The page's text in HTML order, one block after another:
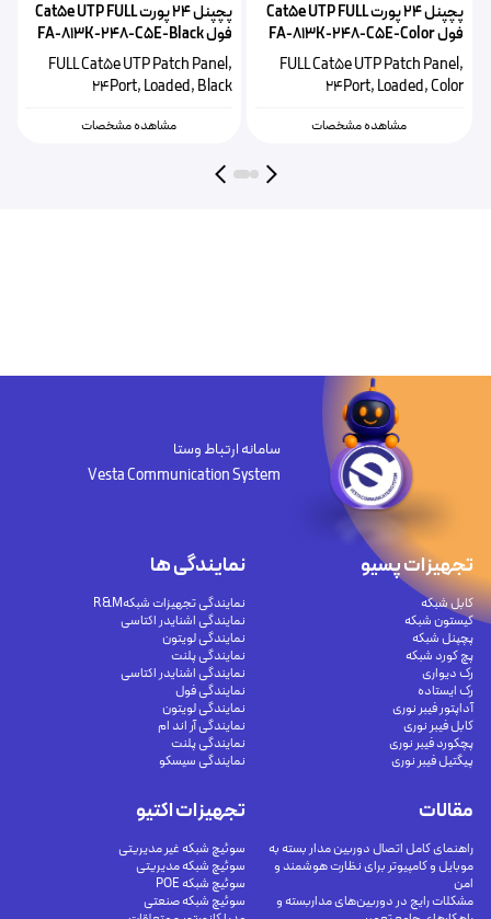
پچپنل ۲۴ پورت Cat5e UTP FULL
فول FA-813K-248-C5E-Color
FULL Cat5e UTP Patch Panel,
24Port, Loaded, Color
مشاهده مشخصات
پچپنل ۲۴ پورت Cat5e UTP FULL
فول FA-813K-248-C5E-Black
FULL Cat5e UTP Patch Panel,
24Port, Loaded, Black
مشاهده مشخصات
سامانه ارتباط وستا
Vesta Communication System
تجهیزات پسیو
کابل شبکه
کیستون شبکه
پچپنل شبکه
پچ کورد شبکه
رک دیواری
رک ایستاده
آداپتور فیبر نوری
کابل فیبر نوری
پچکورد فیبر نوری
پیگتیل فیبر نوری
تجهیزات اکتیو
سوئیچ شبکه غیر مدیریتی
سوئیچ شبکه مدیریتی
سوئیچ شبکه POE
سوئیچ شبکه صنعتی
نمایندگی ها
نمایندگی تجهیزات شبکهR&M
نمایندگی اشنایدر اکتاسی
نمایندگی لویتون
نمایندگی پلنت
نمایندگی اشنایدر اکتاسی
نمایندگی فول
نمایندگی لویتون
نمایندگی آر اند ام
نمایندگی پلنت
نمایندگی سیسکو
مقالات
راهنمای کامل اتصال دوربین مدار بسته به
موبایل و کامپیوتر برای نظارت هوشمند و
امن
مشکلات رایج در دوربین‌های مداربسته و